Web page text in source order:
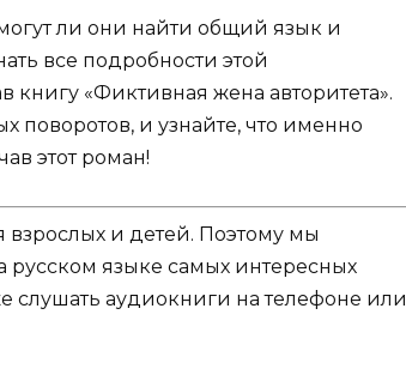
ли они найти общий язык и
все подробности этой
«Фиктивная жена авторитета».
и узнайте, что именно
этот роман!
взрослых и детей. Поэтому мы
русском языке самых интересных
слушать аудиокниги на телефоне или